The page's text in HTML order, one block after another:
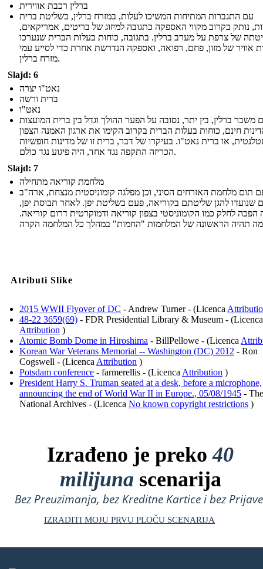
ברלין רכבת אווירית
עם התגברות המתיחות המשיכו לעלות, במזרח ברלין, בשליטת ברית
נותק בקרוב מקווי האספקה ​​כתגובה למיזוג של בריטים, אמריקאים,
של צרפת על מערב ברלין. בתגובה, כוחות בעלות הברית שנערכו
אוויר של מזון, פחם, רפואה, ואספקה ​​הנדרשת אחרת כדי לסייע עמי
מזרח ברלין.
Slajd: 6
נאט"ו יצרה
ברית ורשה
נאט"ו
משבר ברלין, בין יתר, נסובה על הפער ההולך וגדל בין ברית המועצות
חינם, כוחות בעלות הברית בקרוב הקימו את ארגון האמנה הצפון
או ברית נאט"ו. בעיקרו של דבר, ברית זו של מדינות חופשיות
הכריזה התקפה נגד אחד, היה פיגוע נגד כולם.
Slajd: 7
מלחמת קוריאה מתחילה
תום מלחמת האזרחים הסיני, וכן מפלגה קומוניסטית מנצחת, ארה"ב
שנועדו להגן שליטתם בקוריאה, פעם בשליטת יפן. לאחר תבוסת יפן,
הפכה לחלק כמו הקומוניסטי בצפון קוריאה ודמוקרטית דרום קוריאה.
Atributi Slike
2015 WWII Flyover of DC - Andrew Turner - (Licenca
48-22 3659(69) - FDR Presidential Library & Museum - (Licenca
Attribution )
Atomic Bomb Dome in Hiroshima - BillPellowe - (Licenca
Korean War Veterans Memorial -- Washington (DC) 2012 - Ron
Cogswell - (Licenca Attribution )
Potsdam conference - farmerellis - (Licenca Attribution )
President Harry S. Truman seated at a desk, before a microphone,
announcing the end of World War II in Europe., 05/08/1945 -
National Archives - (Licenca No known copyright restrictions )
Izrađeno je preko40
milijuna scenarija
Bez Preuzimanja, bez Kreditne Kartice i bez
IZRADITI MOJU PRVU PLOČU SCENARIJA